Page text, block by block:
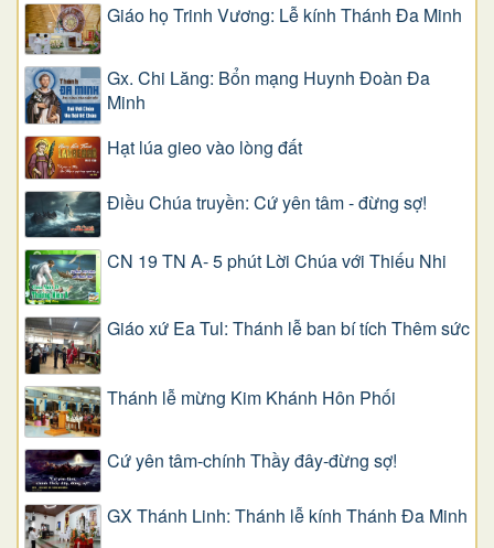
Giáo họ Trinh Vương: Lễ kính Thánh Đa Minh
Gx. Chi Lăng: Bổn mạng Huynh Đoàn Đa
Minh
Hạt lúa gieo vào lòng đất
Điều Chúa truyền: Cứ yên tâm - đừng sợ!
CN 19 TN A- 5 phút Lời Chúa với Thiếu Nhi
Giáo xứ Ea Tul: Thánh lễ ban bí tích Thêm sức
Thánh lễ mừng Kim Khánh Hôn Phối
Cứ yên tâm-chính Thầy đây-đừng sợ!
GX Thánh Linh: Thánh lễ kính Thánh Đa Minh